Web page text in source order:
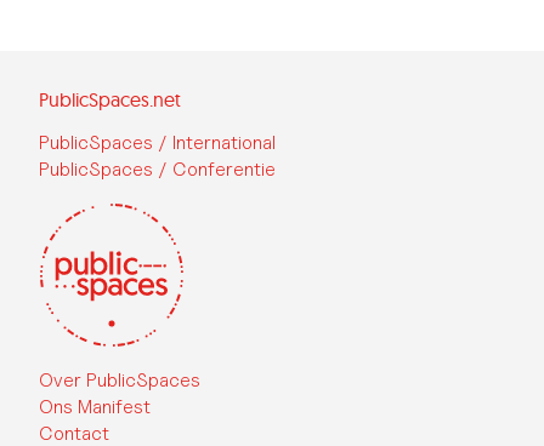
PublicSpaces.net
PublicSpaces / International
PublicSpaces / Conferentie
Over PublicSpaces
Ons Manifest
Contact